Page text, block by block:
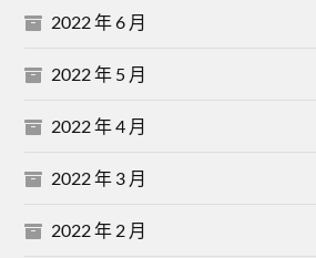
2022 年 6 月
2022 年 5 月
2022 年 4 月
2022 年 3 月
2022 年 2 月